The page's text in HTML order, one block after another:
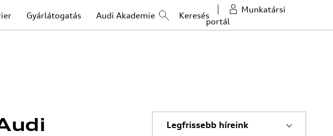
Gyárlátogatás Audi Akademie
Munkatársi
portál
Legfrissebb híreink